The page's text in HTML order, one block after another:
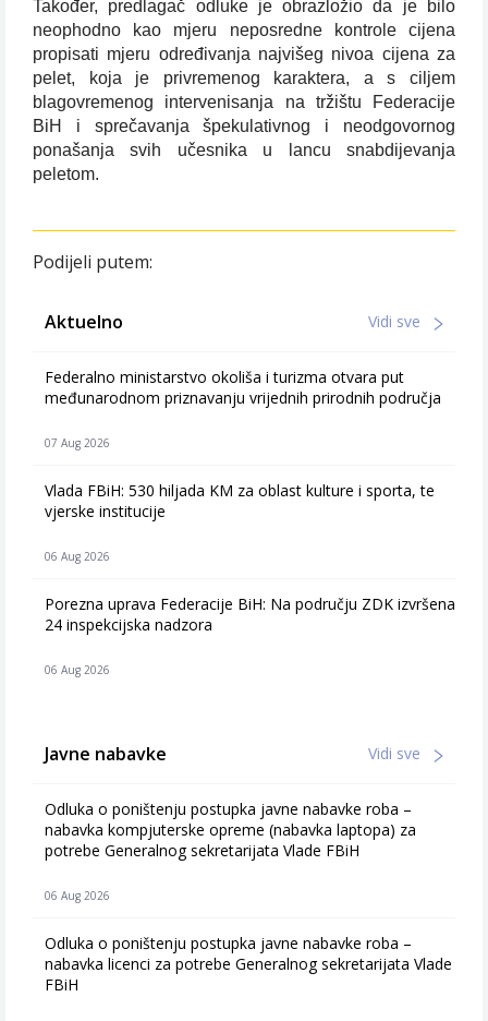
Također, predlagač odluke je obrazložio da je bilo
neophodno kao mjeru neposredne kontrole cijena
propisati mjeru određivanja najvišeg nivoa cijena za
pelet, koja je privremenog karaktera, a s ciljem
blagovremenog intervenisanja na tržištu Federacije
BiH i sprečavanja špekulativnog i neodgovornog
ponašanja svih učesnika u lancu snabdijevanja
peletom.
Podijeli putem:
Aktuelno Vidi sve
Federalno ministarstvo okoliša i turizma otvara put
međunarodnom priznavanju vrijednih prirodnih područja
07 Aug 2026
Vlada FBiH: 530 hiljada KM za oblast kulture i sporta, te
vjerske institucije
06 Aug 2026
Porezna uprava Federacije BiH: Na području ZDK izvršena
24 inspekcijska nadzora
06 Aug 2026
Javne nabavke Vidi sve
Odluka o poništenju postupka javne nabavke roba –
nabavka kompjuterske opreme (nabavka laptopa) za
potrebe Generalnog sekretarijata Vlade FBiH
06 Aug 2026
Odluka o poništenju postupka javne nabavke roba –
nabavka licenci za potrebe Generalnog sekretarijata Vlade
FBiH